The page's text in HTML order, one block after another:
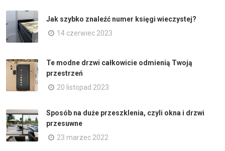
Jak szybko znaleźć numer księgi wieczystej?
14 czerwiec 2023
Te modne drzwi całkowicie odmienią Twoją
przestrzeń
20 listopad 2023
Sposób na duże przeszklenia, czyli okna i drzwi
przesuwne
23 marzec 2022